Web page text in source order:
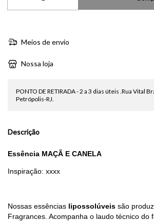
Meios de envio
Nossa loja
PONTO DE RETIRADA - 2 a 3 dias úteis .Rua Vital
Petrópolis-RJ.
Descrição
Essência MAÇÃ E CANELA
Inspiração: xxxx
Nossas essências lipossolúveis são
Fragrances. Acompanha o laudo técnico do